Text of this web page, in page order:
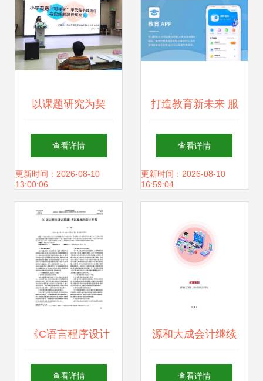
以课题研究为契
机，专业引领促发
展——佛山市2021
年度教育信息化应
用融合创新课题开
题报告会在怡海小
查看详情
更新时间：2026-08-10
13:00:06
打造教育新未来 服
务app与网站定制
开发如何重塑教育
查看详情
更新时间：2026-08-10
16:59:04
《C语言程序设计
基础》考试系统的
查看详情
源和大成会计继续
教育软件研究与开
查看详情